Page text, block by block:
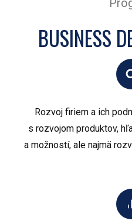
BUSINESS
Rozvoj firiem a ich
s rozvojom produktov,
a možností, ale najmä